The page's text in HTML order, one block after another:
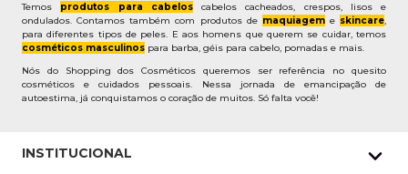
Temos produtos para cabeloscabelos cacheados, crespos, lisos e
ondulados. Contamos também com produtos de maquiageme skincare,
para diferentes tipos de peles. E aos homens que querem se cuidar, temos
cosméticos masculinos para barba, géis para cabelo, pomadas e mais.
Nós do Shopping dos Cosméticos queremos ser referência no quesito
cosméticos e cuidados pessoais. Nessa jornada de emancipação de
autoestima, já conquistamos o coração de muitos. Só falta você!
INSTITUCIONAL